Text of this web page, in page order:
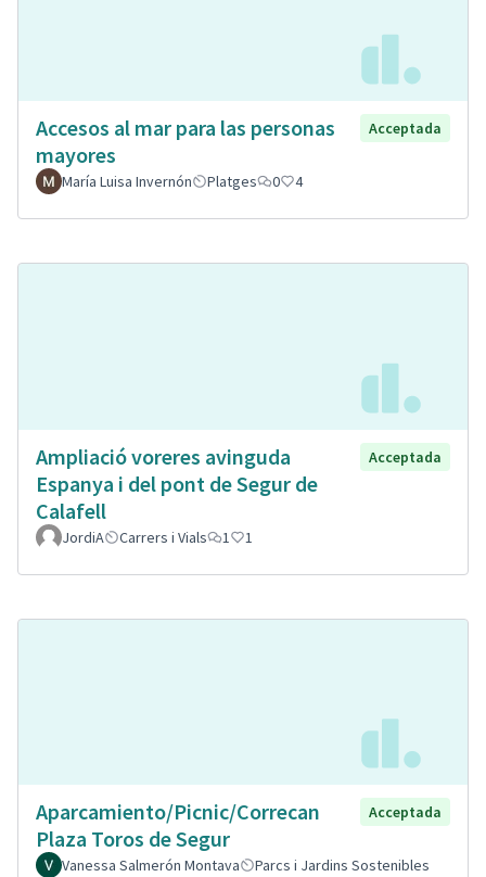
Accesos al mar para las personas
mayores
Acceptada
María Luisa Invernón Platges 0 4
Ampliació voreres avinguda
Espanya i del pont de Segur de
Calafell
Acceptada
JordiA Carrers i Vials 1 1
Aparcamiento/Picnic/Correcan
Plaza Toros de Segur
Acceptada
Vanessa Salmerón Montava
Parcs i Jardins Sostenibles